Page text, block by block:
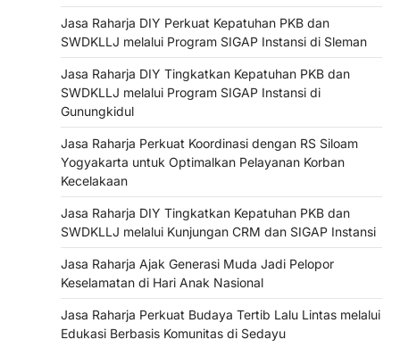
Jasa Raharja DIY Perkuat Kepatuhan PKB dan
SWDKLLJ melalui Program SIGAP Instansi di Sleman
Jasa Raharja DIY Tingkatkan Kepatuhan PKB dan
SWDKLLJ melalui Program SIGAP Instansi di
Gunungkidul
Jasa Raharja Perkuat Koordinasi dengan RS Siloam
Yogyakarta untuk Optimalkan Pelayanan Korban
Kecelakaan
Jasa Raharja DIY Tingkatkan Kepatuhan PKB dan
SWDKLLJ melalui Kunjungan CRM dan SIGAP Instansi
Jasa Raharja Ajak Generasi Muda Jadi Pelopor
Keselamatan di Hari Anak Nasional
Jasa Raharja Perkuat Budaya Tertib Lalu Lintas melalui
Edukasi Berbasis Komunitas di Sedayu